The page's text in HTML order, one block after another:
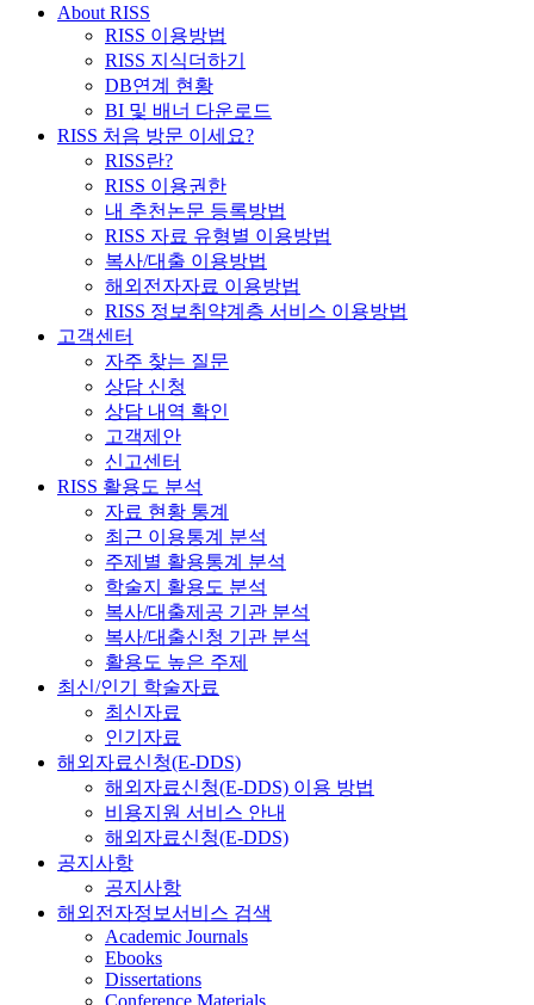
About RISS
RISS 이용방법
RISS 지식더하기
DB연계 현황
BI 및 배너 다운로드
RISS 처음 방문 이세요?
RISS란?
RISS 이용권한
내 추천논문 등록방법
RISS 자료 유형별 이용방법
복사/대출 이용방법
해외전자자료 이용방법
RISS 정보취약계층 서비스 이용방법
고객센터
자주 찾는 질문
상담 신청
상담 내역 확인
고객제안
신고센터
RISS 활용도 분석
자료 현황 통계
최근 이용통계 분석
주제별 활용통계 분석
학술지 활용도 분석
복사/대출제공 기관 분석
복사/대출신청 기관 분석
활용도 높은 주제
최신/인기 학술자료
최신자료
인기자료
해외자료신청(E-DDS)
해외자료신청(E-DDS) 이용 방법
비용지원 서비스 안내
해외자료신청(E-DDS)
공지사항
공지사항
해외전자정보서비스 검색
Academic Journals
Ebooks
Dissertations
Conference Materials